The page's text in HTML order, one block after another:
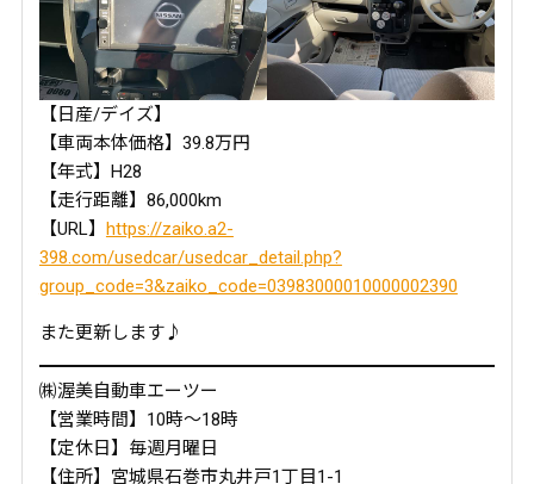
【日産/デイズ】
【車両本体価格】39.8万円
【年式】H28
【走行距離】86,000km
【URL】 https://zaiko.a2-
398.com/usedcar/usedcar_detail.php?
group_code=3&zaiko_code=03983000010000002390
また更新します♪
㈱渥美自動車エーツー
【営業時間】10時～18時
【定休日】毎週月曜日
【住所】宮城県石巻市丸井戸1丁目1-1